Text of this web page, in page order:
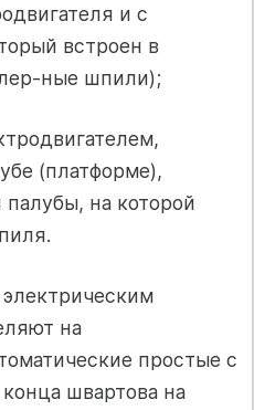
и с
встроен в
ные шпили);
(платформе),
на которой
на
простые с
швартова на